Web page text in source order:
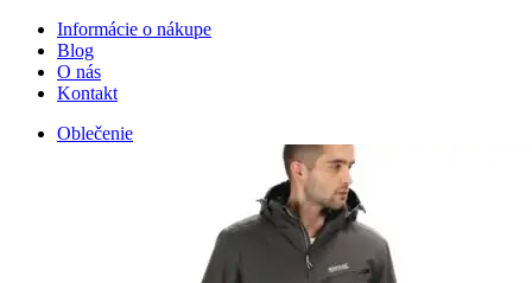
Informácie o nákupe
Blog
O nás
Kontakt
Oblečenie